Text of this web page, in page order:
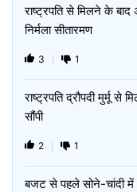
राष्‍ट्रपति से मिलने के
निर्मला सीतारमण
3 1
राष्‍ट्रपति द्रौपदी मुर्मू से
सौंपी
2 1
बजट से पहले सोने-चांदी में